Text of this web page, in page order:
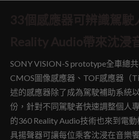
SONY VISION-S prototype全車總
CMOS圖像感應器、TOF感應器（
述的感應器除了成為駕駛補助系統
份，針對不同駕駛者快速調整個人
的360 Reality Audio技術也來到電
具揚聲器可讓每位乘客沈浸在音樂